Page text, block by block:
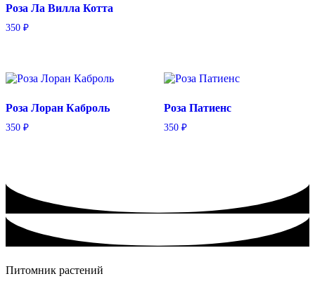
Роза Ла Вилла Котта
350 ₽
Роза Лоран Каброль
350 ₽
Роза Патиенс
350 ₽
Питомник растений